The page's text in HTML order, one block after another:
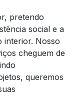
pretendo
social e a
interior. Nosso
cheguem de
queremos